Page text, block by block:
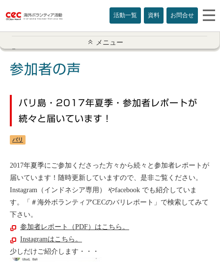
活動一覧 資料 お問合せ
アメリカ
インド
オーストラリア
カナダ
カンボジア
タイ
メニュー
参加者の声
バリ島・2017年夏季・参加者レポートが
続々と届いています！
バリ
2017年夏季にご参加くださった方々から続々と参加者レポートが
届いています！随時更新していますので、是非ご覧ください。
Instagram（インドネシア専用） やfacebook でも紹介していま
す。「＃海外ボランティアCECのバリレポート」で検索してみて
下さい。
参加者レポート（PDF）はこちら。
Instagramはこちら。
少しだけご紹介します・・・